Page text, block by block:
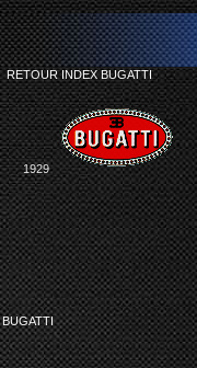
RETOUR INDEX BUGATTI
1929